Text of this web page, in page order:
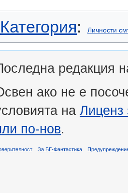
Категория: Личности
редакция
ако не е
на Лиценз
по-нов.
За БГ-Фантастика